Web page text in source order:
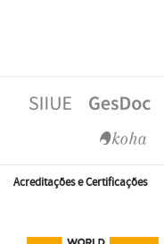
Acreditações e Certificações